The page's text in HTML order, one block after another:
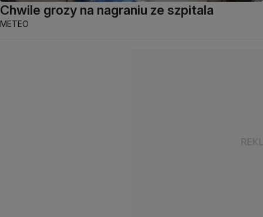
Chwile grozy na nagraniu ze szpitala
METEO